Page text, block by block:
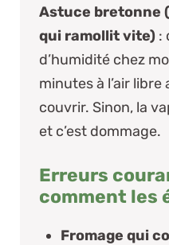
Astuce bretonne
qui ramollit vite) :
d’humidité chez
minutes à l’air
couvrir. Sinon, la
et c’est dommage.
Erreurs
comment les
Fromage qui